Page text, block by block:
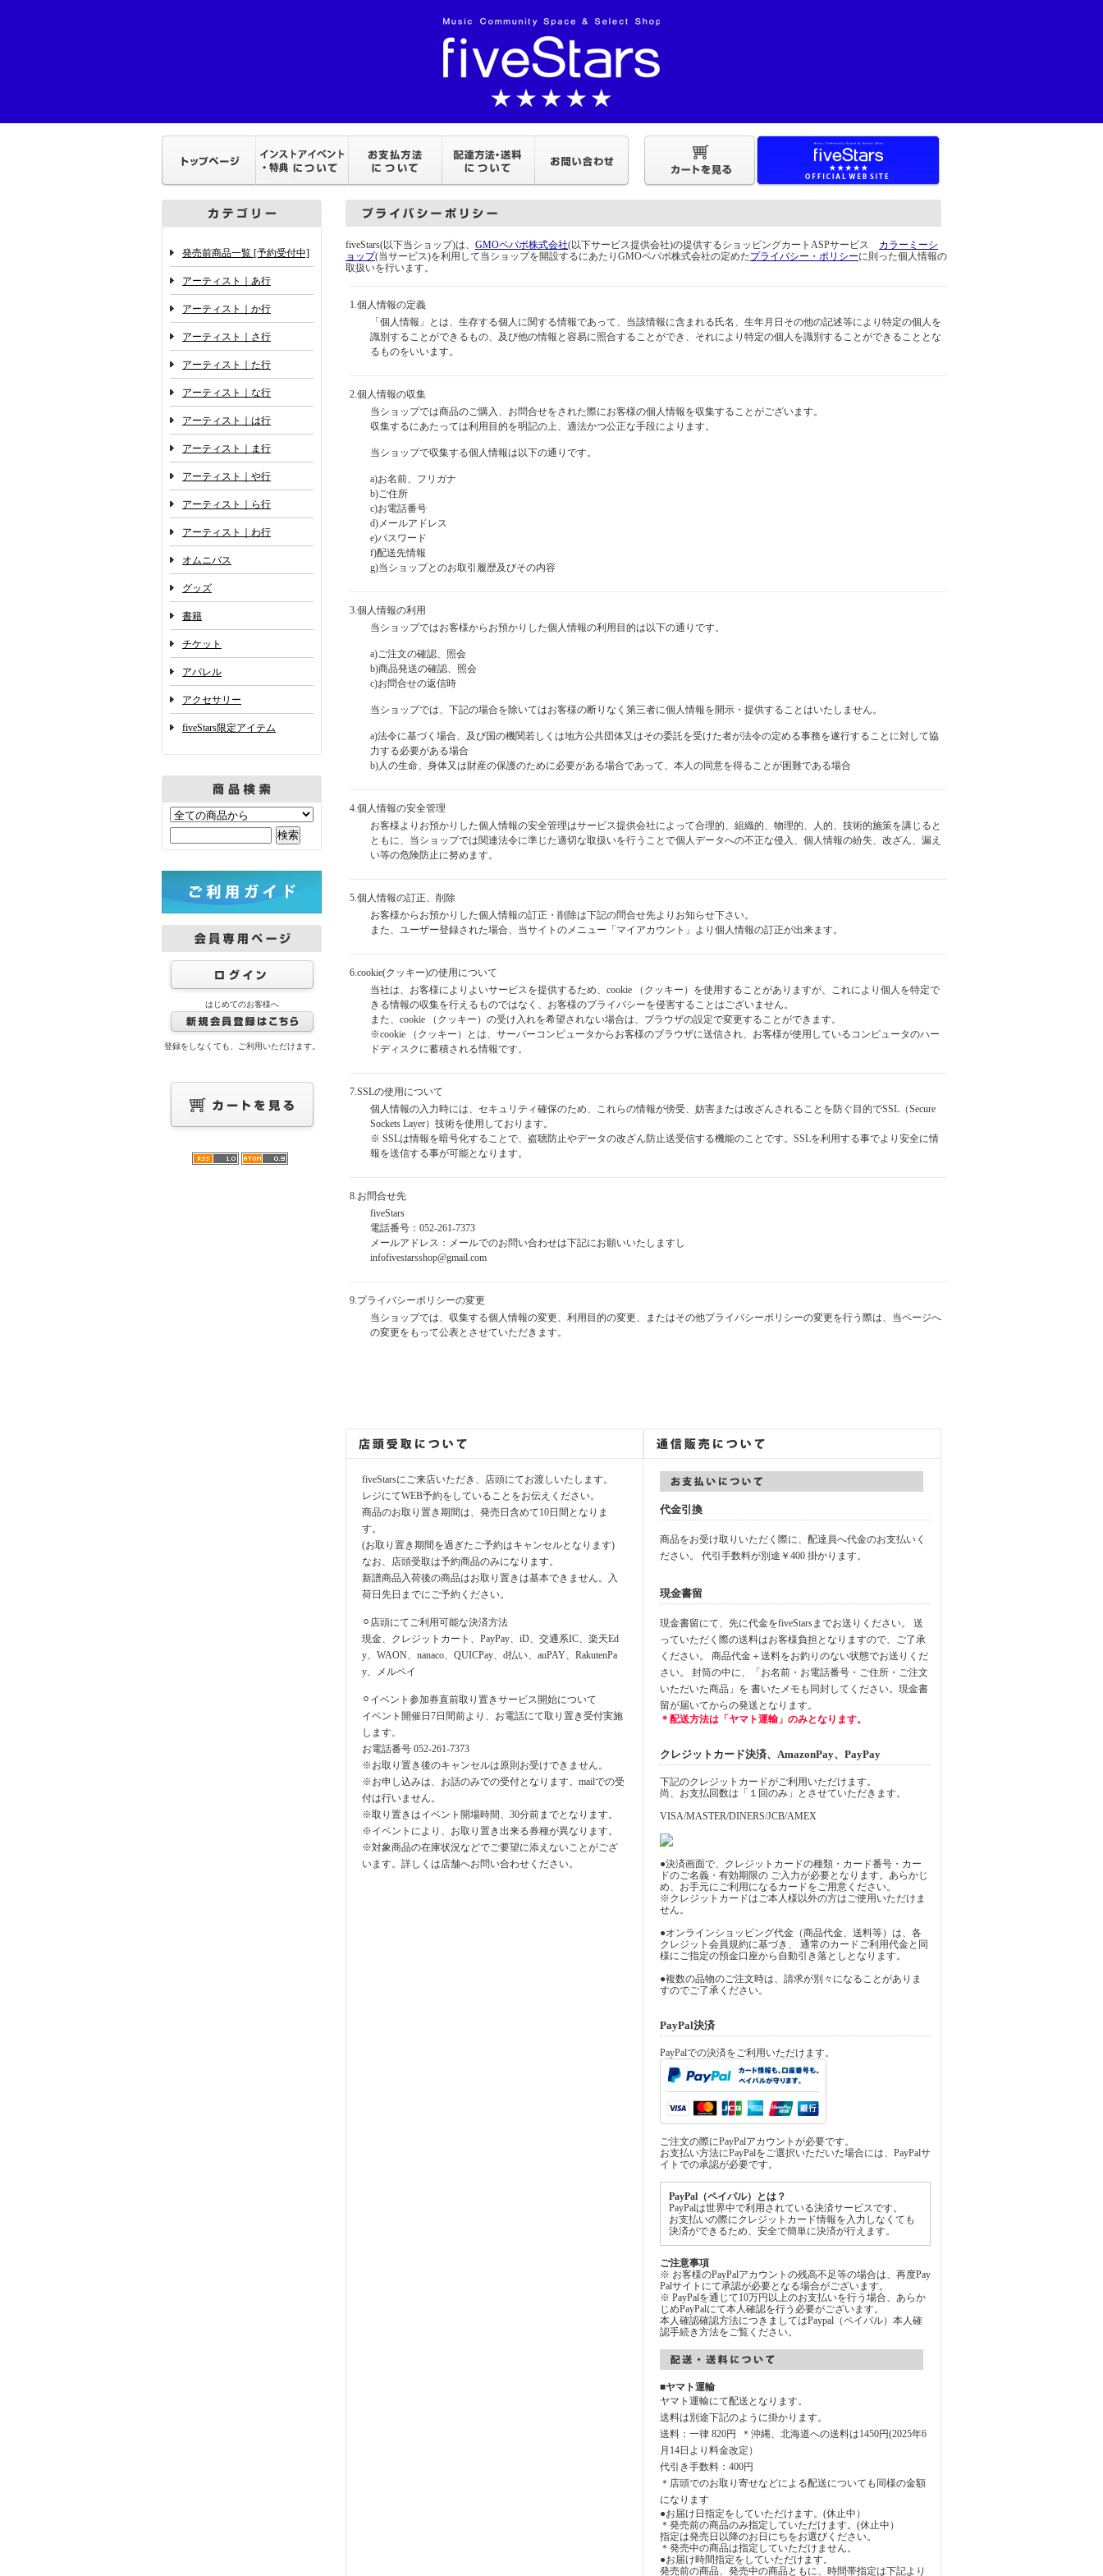
発売前商品一覧 [予約受付中]
アーティスト｜あ行
アーティスト｜か行
アーティスト｜さ行
アーティスト｜た行
アーティスト｜な行
アーティスト｜は行
アーティスト｜ま行
アーティスト｜や行
アーティスト｜ら行
アーティスト｜わ行
オムニバス
グッズ
書籍
チケット
アパレル
アクセサリー
fiveStars限定アイテム
はじめてのお客様へ
登録をしなくても、ご利用いただけます。
fiveStars(以下当ショップ)は、 GMOペパボ株式会社(以下サービス提供会社)の提供するショッピングカートASPサービス カラーミーシ
ョップ(当サービス)を利用して当ショップを開設するにあたりGMOペパボ株式会社の定めたプライバシー・ポリシーに則った個人情報の
取扱いを行います。
1.個人情報の定義
「個人情報」とは、生存する個人に関する情報であって、当該情報に含まれる氏名、生年月日その他の記述等により特定の個人を
識別することができるもの、及び他の情報と容易に照合することができ、それにより特定の個人を識別することができることとな
るものをいいます。
2.個人情報の収集
当ショップでは商品のご購入、お問合せをされた際にお客様の個人情報を収集することがございます。
収集するにあたっては利用目的を明記の上、適法かつ公正な手段によります。
当ショップで収集する個人情報は以下の通りです。
a)お名前、フリガナ
b)ご住所
c)お電話番号
d)メールアドレス
e)パスワード
f)配送先情報
g)当ショップとのお取引履歴及びその内容
3.個人情報の利用
当ショップではお客様からお預かりした個人情報の利用目的は以下の通りです。
a)ご注文の確認、照会
b)商品発送の確認、照会
c)お問合せの返信時
当ショップでは、下記の場合を除いてはお客様の断りなく第三者に個人情報を開示・提供することはいたしません。
a)法令に基づく場合、及び国の機関若しくは地方公共団体又はその委託を受けた者が法令の定める事務を遂行することに対して協
力する必要がある場合
b)人の生命、身体又は財産の保護のために必要がある場合であって、本人の同意を得ることが困難である場合
4.個人情報の安全管理
お客様よりお預かりした個人情報の安全管理はサービス提供会社によって合理的、組織的、物理的、人的、技術的施策を講じると
ともに、当ショップでは関連法令に準じた適切な取扱いを行うことで個人データへの不正な侵入、個人情報の紛失、改ざん、漏え
い等の危険防止に努めます。
5.個人情報の訂正、削除
お客様からお預かりした個人情報の訂正・削除は下記の問合せ先よりお知らせ下さい。
また、ユーザー登録された場合、当サイトのメニュー「マイアカウント」より個人情報の訂正が出来ます。
6.cookie(クッキー)の使用について
当社は、お客様によりよいサービスを提供するため、cookie （クッキー）を使用することがありますが、これにより個人を特定で
きる情報の収集を行えるものではなく、お客様のプライバシーを侵害することはございません。
また、cookie （クッキー）の受け入れを希望されない場合は、ブラウザの設定で変更することができます。
※cookie （クッキー）とは、サーバーコンピュータからお客様のブラウザに送信され、お客様が使用しているコンピュータのハー
ドディスクに蓄積される情報です。
7.SSLの使用について
個人情報の入力時には、セキュリティ確保のため、これらの情報が傍受、妨害または改ざんされることを防ぐ目的でSSL（Secure
Sockets Layer）技術を使用しております。
※ SSLは情報を暗号化することで、盗聴防止やデータの改ざん防止送受信する機能のことです。SSLを利用する事でより安全に情
報を送信する事が可能となります。
8.お問合せ先
fiveStars
電話番号：052-261-7373
メールアドレス：メールでのお問い合わせは下記にお願いいたしますし
infofivestarsshop@gmail.com
9.プライバシーポリシーの変更
当ショップでは、収集する個人情報の変更、利用目的の変更、またはその他プライバシーポリシーの変更を行う際は、当ページへ
の変更をもって公表とさせていただきます。
fiveStarsにご来店いただき、店頭にてお渡しいたします。
レジにてWEB予約をしていることをお伝えください。
商品のお取り置き期間は、発売日含めて10日間となりま
す。
(お取り置き期間を過ぎたご予約はキャンセルとなります)
なお、店頭受取は予約商品のみになります。
新譜商品入荷後の商品はお取り置きは基本できません。入
荷日先日までにご予約ください。
⚪︎店頭にてご利用可能な決済方法
現金、クレジットカート、PayPay、iD、交通系IC、楽天Ed
y、WAON、nanaco、QUICPay、d払い、auPAY、RakutenPa
y、メルペイ
⚪︎イベント参加券直前取り置きサービス開始について
イベント開催日7日間前より、お電話にて取り置き受付実施
します。
お電話番号 052-261-7373
※お取り置き後のキャンセルは原則お受けできません。
※お申し込みは、お話のみでの受付となります。mailでの受
付は行いません。
※取り置きはイベント開場時間、30分前までとなります。
※イベントにより、お取り置き出来る券種が異なります。
※対象商品の在庫状況などでご要望に添えないことがござ
います。詳しくは店舗へお問い合わせください。
代金引換
商品をお受け取りいただく際に、配達員へ代金のお支払いく
ださい。 代引手数料が別途￥400 掛かります。
現金書留
現金書留にて、先に代金をfiveStarsまでお送りください。 送
っていただく際の送料はお客様負担となりますので、ご了承
ください。 商品代金＋送料をお釣りのない状態でお送りくだ
さい。 封筒の中に、「お名前・お電話番号・ご住所・ご注文
いただいた商品」を 書いたメモも同封してください。現金書
留が届いてからの発送となります。
＊配送方法は「ヤマト運輸」のみとなります。
クレジットカード決済、AmazonPay、PayPay
下記のクレジットカードがご利用いただけます。
尚、お支払回数は「１回のみ」とさせていただきます。
VISA/MASTER/DINERS/JCB/AMEX
●決済画面で、クレジットカードの種類・カード番号・カー
ドのご名義・有効期限の ご入力が必要となります。あらかじ
め、お手元にご利用になるカードをご用意ください。
※クレジットカードはご本人様以外の方はご使用いただけま
せん。
●オンラインショッピング代金（商品代金、送料等）は、各
クレジット会員規約に基づき、 通常のカードご利用代金と同
様にご指定の預金口座から自動引き落としとなります。
●複数の品物のご注文時は、請求が別々になることがありま
すのでご了承ください。
PayPal決済
PayPalでの決済をご利用いただけます。
ご注文の際にPayPalアカウントが必要です。
お支払い方法にPayPalをご選択いただいた場合には、PayPalサ
イトでの承認が必要です。
PayPal（ペイパル）とは？
PayPalは世界中で利用されている決済サービスです。
お支払いの際にクレジットカード情報を入力しなくても
決済ができるため、安全で簡単に決済が行えます。
ご注意事項
※ お客様のPayPalアカウントの残高不足等の場合は、再度Pay
Palサイトにて承認が必要となる場合がございます。
※ PayPalを通じて10万円以上のお支払いを行う場合、あらか
じめPayPalにて本人確認を行う必要がございます。
本人確認確認方法につきましてはPaypal（ペイパル）本人確
認手続き方法をご覧ください。
■ヤマト運輸
ヤマト運輸にて配送となります。
送料は別途下記のように掛かります。
送料：一律 820円 ＊沖縄、北海道への送料は1450円(2025年6
月14日より料金改定）
代引き手数料：400円
＊店頭でのお取り寄せなどによる配送についても同様の金額
になります
●お届け日指定をしていただけます。(休止中）
＊発売前の商品のみ指定していただけます。(休止中）
指定は発売日以降のお日にちをお選びください。
＊発売中の商品は指定していただけません。
●お届け時間指定をしていただけます。
発売前の商品、発売中の商品ともに、時間帯指定は下記より